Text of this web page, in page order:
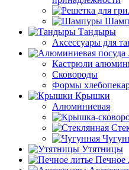
Тандыры
Аксессуары для
Кастрюли
Сковороды
Формы
Крышки
Алюминиевая
Утятницы
Печное